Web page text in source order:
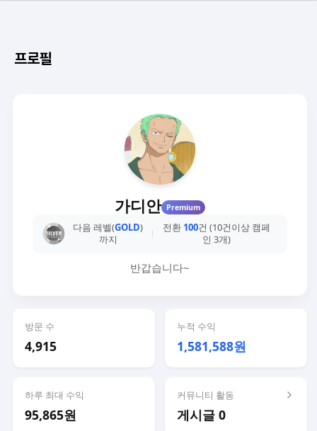
프로필
가디안 Premium
다음 레벨(GOLD)
까지
전환 100건 (10건이상 캠페
인 3개)
반갑습니다~
방문 수
4,915
누적 수익
1,581,588원
하루 최대 수익
95,865원
커뮤니티 활동
게시글 0